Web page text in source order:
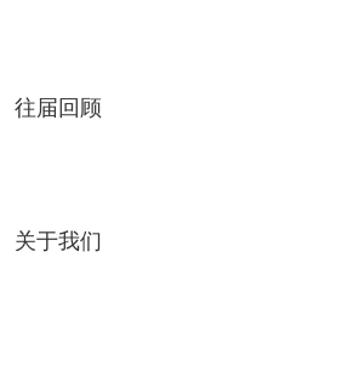
往届回顾
关于我们